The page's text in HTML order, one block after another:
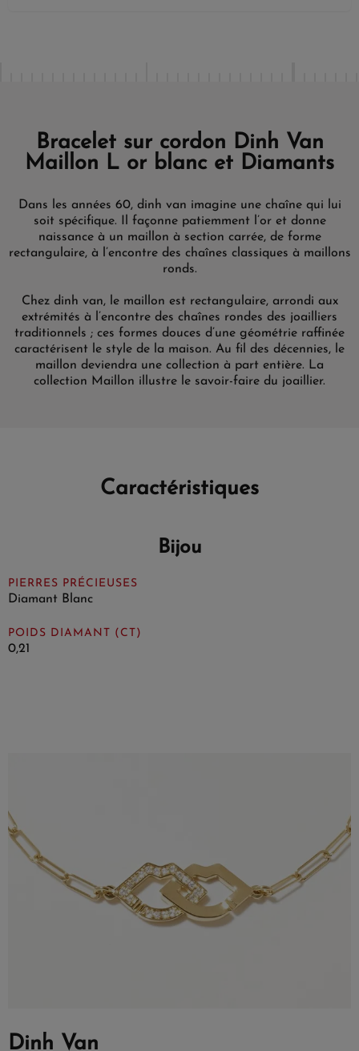
Bracelet sur cordon Dinh Van
Maillon L or blanc et Diamants
Dans les années 60, dinh van imagine une chaîne qui lui
soit spécifique. Il façonne patiemment l’or et donne
naissance à un maillon à section carrée, de forme
rectangulaire, à l’encontre des chaînes classiques à maillons
ronds.
Chez dinh van, le maillon est rectangulaire, arrondi aux
extrémités à l’encontre des chaînes rondes des joailliers
traditionnels ; ces formes douces d’une géométrie raffinée
caractérisent le style de la maison. Au fil des décennies, le
maillon deviendra une collection à part entière. La
collection Maillon illustre le savoir-faire du joaillier.
Caractéristiques
Bijou
PIERRES PRÉCIEUSES
Diamant Blanc
POIDS DIAMANT (CT)
0,21
Dinh Van